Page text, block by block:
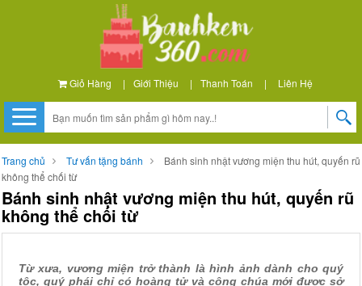
Giỏ Hàng | Giới Thiệu | Thanh Toán | Liên Hệ
Trang chủ Tư vấn tặng bánh
Bánh sinh nhật vương miện thu hút, quyến rũ
không thể chối từ
Bánh sinh nhật vương miện thu hút, quyến rũ
không thể chối từ
Từ xưa, vương miện trở thành là hình ảnh dành cho quý
tộc, quý phái chỉ có hoàng tử và công chúa mới được sở